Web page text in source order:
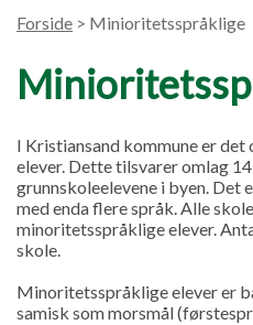
Forside > Minioritetsspråklige
I Kristiansand kommune er
elever. Dette tilsvarer omlag
grunnskoleelevene i byen. Det
med enda flere språk. Alle
minoritetsspråklige elever.
skole.
Minoritetsspråklige elever er
samisk som morsmål